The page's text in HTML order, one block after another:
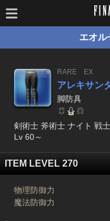
エオル
RARE
EX
アレキサン
脚防具
剣術士 斧術士 ナイト 戦
Lv 60～
ITEM LEVEL 270
物理防御力
魔法防御力